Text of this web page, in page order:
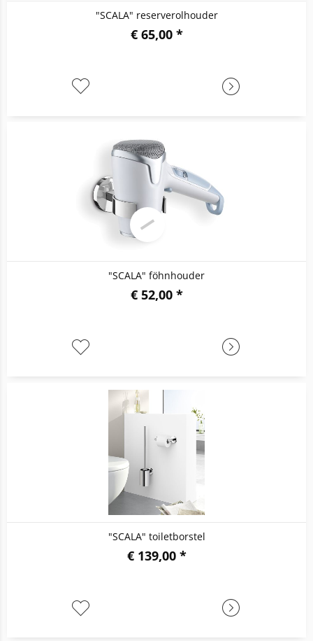
"SCALA" reserverolhouder
€ 65,00 *
"SCALA" föhnhouder
€ 52,00 *
"SCALA" toiletborstel
€ 139,00 *